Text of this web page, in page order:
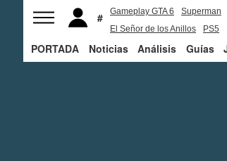
Gameplay GTA 6
Superman
El Señor de los Anillos
PS5
PORTADA Noticias Análisis Guías